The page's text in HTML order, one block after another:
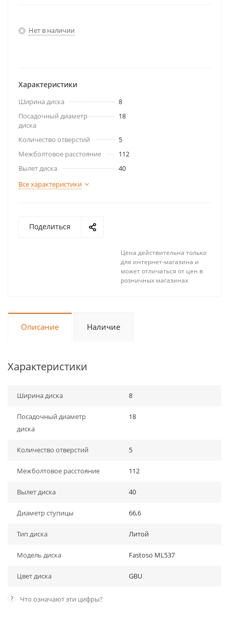
Нет в наличии
Характеристики
Ширина диска
8
Посадочный диаметр
диска
18
Количество отверстий
5
Межболтовое расстояние
112
Вылет диска
40
Все характеристики
Поделиться
Цена действительна только
для интернет-магазина и
может отличаться от цен в
розничных магазинах
Описание Наличие
Характеристики
Ширина диска 8
Посадочный диаметр
диска
18
Количество отверстий 5
Межболтовое расстояние 112
Вылет диска 40
Диаметр ступицы 66,6
Тип диска Литой
Модель диска Fastoso ML537
Цвет диска GBU
? Что означают эти цифры?